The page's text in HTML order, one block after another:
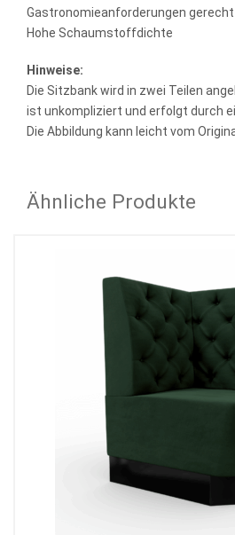
Gastronomieanforderungen
Hohe Schaumstoffdichte
Hinweise:
Die Sitzbank wird in zwei Teilen
ist unkompliziert und erfolgt durch
Die Abbildung kann leicht vom
Ähnliche Produkte